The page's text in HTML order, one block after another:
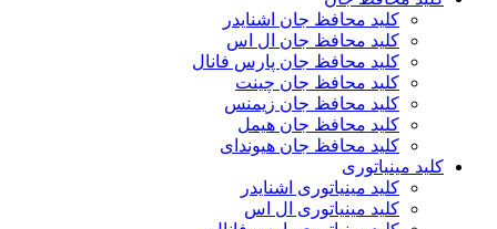
کلید محافظ جان اشنایدر
کلید محافظ جان ال اس
کلید محافظ جان پارس فانال
کلید محافظ جان چینت
کلید محافظ جان زیمنس
کلید محافظ جان هیمل
کلید محافظ جان هیوندای
کلید مینیاتوری
کلید مینیاتوری اشنایدر
کلید مینیاتوری ال اس